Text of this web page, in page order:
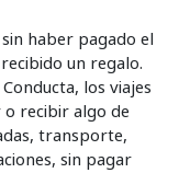
haber pagado el
un regalo.
los viajes
recibir algo de
transporte,
sin pagar